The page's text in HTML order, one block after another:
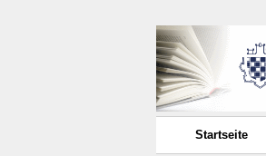
Startseite